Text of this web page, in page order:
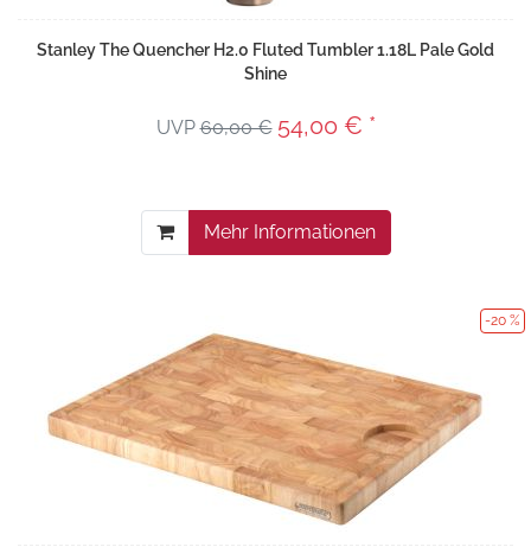
Stanley The Quencher H2.0 Fluted Tumbler 1.18L Pale Gold
Shine
UVP60,00 € 54,00 € *
Mehr Informationen
-20 %